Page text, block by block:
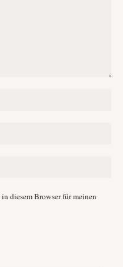
diesem Browser für meinen